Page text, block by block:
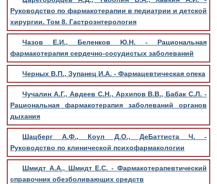
Руководство по фармакотерапии в педиатрии и детской
хирургии. Том 8. Гастроэнтерология
Чазов Е.И., Беленков Ю.Н. - Рациональная
фармакотерапия сердечно-сосудистых заболеваний
Черных В.П., Зупанец И.А. - Фармацевтическая опека
Чучалин А.Г., Авдеев С.Н., Архипов В.В., Бабак С.Л. -
Рациональная фармакотерапия заболеваний органов
дыхания
Шацберг А.Ф., Коул Д.О., ДеБаттиста Ч. -
Руководство по клинической психофармакологии
Шмидт А.А., Шмидт Е.С. - Фармакотерапевтический
справочник обезболивающих средств